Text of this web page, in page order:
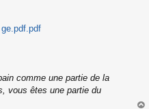
comme une partie de la
vous êtes une partie du